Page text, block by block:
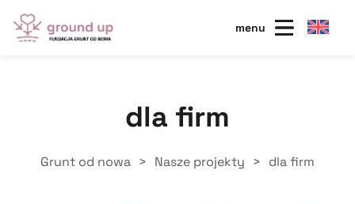
menu
dla firm
Grunt od nowa > Nasze projekty > dla firm